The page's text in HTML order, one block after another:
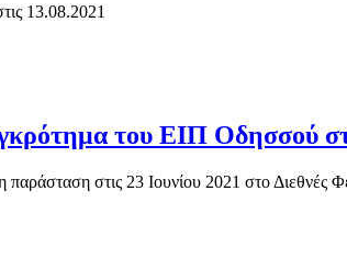
13.08.2021
του ΕΙΠ Οδησσού
παράσταση στις 23 Ιουνίου 2021 στο